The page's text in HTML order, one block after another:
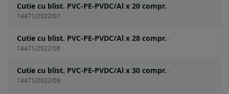
Cutie cu blist. PVC-PE-PVDC/Al x 20 compr. ·
14471/2022/07
Cutie cu blist. PVC-PE-PVDC/Al x 28 compr. ·
14471/2022/08
Cutie cu blist. PVC-PE-PVDC/Al x 30 compr. ·
14471/2022/09